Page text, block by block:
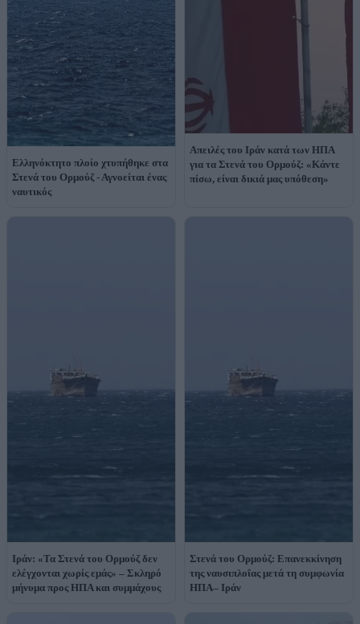
Ελληνόκτητο πλοίο χτυπήθηκε στα
Στενά του Ορμούζ - Αγνοείται ένας
ναυτικός
Απειλές του Ιράν κατά των ΗΠΑ
για τα Στενά του Ορμούζ: «Κάντε
πίσω, είναι δικιά μας υπόθεση»
Ιράν: «Τα Στενά του Ορμούζ δεν
ελέγχονται χωρίς εμάς» – Σκληρό
μήνυμα προς ΗΠΑ και συμμάχους
Στενά του Ορμούζ: Επανεκκίνηση
της ναυσιπλοΐας μετά τη συμφωνία
ΗΠΑ– Ιράν